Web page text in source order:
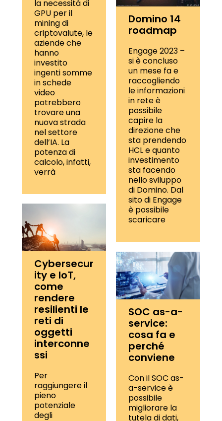
la necessità di
GPU per il
mining di
criptovalute, le
aziende che
hanno
investito
ingenti somme
in schede
video
potrebbero
trovare una
nuova strada
nel settore
dell’IA. La
potenza di
calcolo, infatti,
verrà
Domino 14
roadmap
Engage 2023 –
si è concluso
un mese fa e
raccogliendo
le informazioni
in rete è
possibile
capire la
direzione che
sta prendendo
HCL e quanto
investimento
sta facendo
nello sviluppo
di Domino. Dal
sito di Engage
è possibile
scaricare
Cybersecur
ity e IoT,
come
rendere
resilienti le
reti di
oggetti
interconne
ssi
Per
raggiungere il
pieno
potenziale
degli
SOC as-a-
service:
cosa fa e
perché
conviene
Con il SOC as-
a-service è
possibile
migliorare la
tutela di dati,